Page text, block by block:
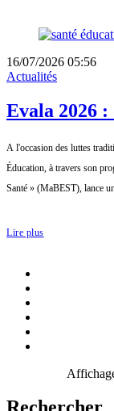
16/07/2026 05:56
Actualités
Evala 2026
A l'occasion des luttes
Éducation, à travers son
Santé » (MaBEST), lance
Lire plus